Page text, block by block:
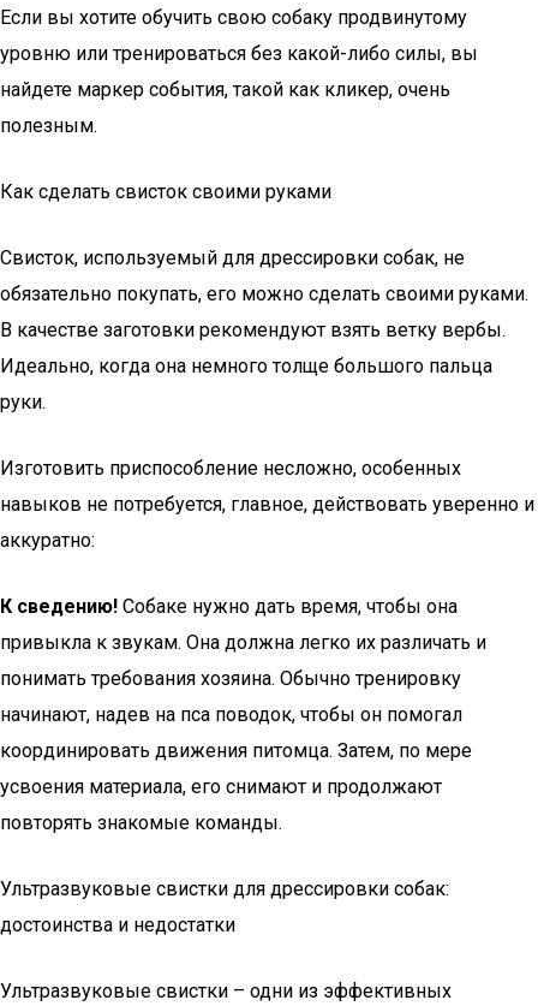
Если вы хотите обучить свою собаку продвинутому
уровню или тренироваться без какой-либо силы, вы
найдете маркер события, такой как кликер, очень
полезным.
Как сделать свисток своими руками
Свисток, используемый для дрессировки собак, не
обязательно покупать, его можно сделать своими руками.
В качестве заготовки рекомендуют взять ветку вербы.
Идеально, когда она немного толще большого пальца
руки.
Изготовить приспособление несложно, особенных
навыков не потребуется, главное, действовать уверенно и
аккуратно:
К сведению! Собаке нужно дать время, чтобы она
привыкла к звукам. Она должна легко их различать и
понимать требования хозяина. Обычно тренировку
начинают, надев на пса поводок, чтобы он помогал
координировать движения питомца. Затем, по мере
усвоения материала, его снимают и продолжают
повторять знакомые команды.
Ультразвуковые свистки для дрессировки собак:
достоинства и недостатки
Ультразвуковые свистки – одни из эффективных